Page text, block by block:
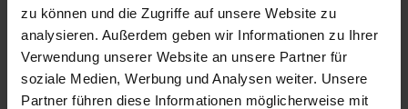
zu können und die Zugriffe auf unsere Website zu
analysieren. Außerdem geben wir Informationen zu Ihrer
Verwendung unserer Website an unsere Partner für
soziale Medien, Werbung und Analysen weiter. Unsere
Partner führen diese Informationen möglicherweise mit